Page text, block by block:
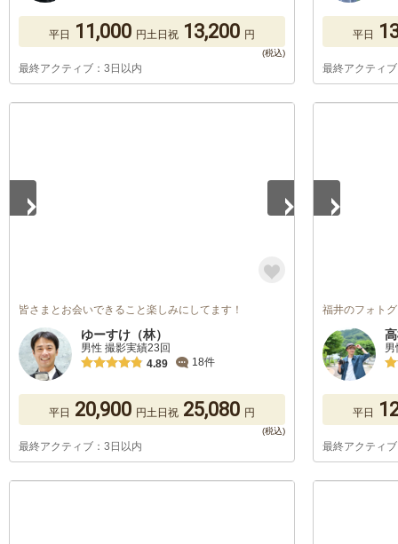
平日 11,000 円土日祝 13,200 円
最終アクティブ：3日以内
平日
最終アクティ
皆さまとお会いできること楽しみにしてます！
ゆーすけ（林）
男性 撮影実績23回
4.89
18件
平日 20,900 円土日祝 25,080 円
最終アクティブ：3日以内
福井のフォト
男
平日
最終アクティ